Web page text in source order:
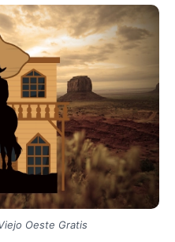
Oeste Gratis